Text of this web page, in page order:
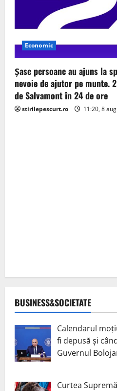
Economic
Șase persoane au ajuns la
nevoie de ajutor pe munte.
de Salvamont în 24 de ore
stirilepescurt.ro 11:20, 8
BUSINESS&SOCIETATE
Calendarul
fi depusă și
Guvernul
Curtea